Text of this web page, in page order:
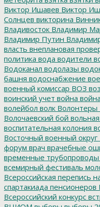
Виктор Ишавев Виктор
Солнцев викторина
Владивосток Владимир
Владимир Путин
власть внеплановая
политика вода водители
Водоканал водолазы
башня водоснабжение
военный комиссар ВОЗ
воинский учет война
волейбол волк Волонтеры
Волочаевский бой
воспитательная колония
Восточный военный округ
форум врач врачебные
временные трубопроводы
всемирный фестиваль
Всероссийская перепись
спартакиада пенсионеров
Всероссийский конкурс